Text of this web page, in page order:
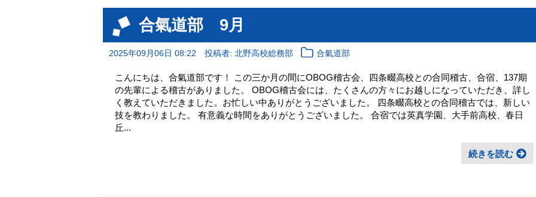
合氣道部 9月
2025年09月06日 08:22 投稿者: 北野高校総務部 合氣道部
こんにちは、合氣道部です！ この三か月の間にOBOG稽古会、四条畷高校との合同稽古、合宿、137期
の先輩による稽古がありました。 OBOG稽古会には、たくさんの方々にお越しになっていただき、詳し
く教えていただきました。お忙しい中ありがとうございました。 四条畷高校との合同稽古では、新しい
技を教わりました。 有意義な時間をありがとうございました。 合宿では英真学園、大手前高校、春日
丘...
続きを読む